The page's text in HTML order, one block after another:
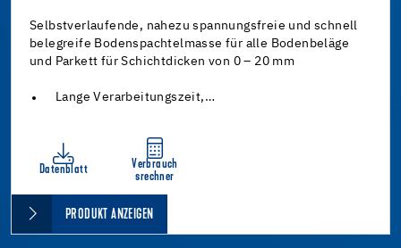
Selbstverlaufende, nahezu spannungsfreie und schnell
belegreife Bodenspachtelmasse für alle Bodenbeläge
und Parkett für Schichtdicken von 0 – 20 mm
Lange Verarbeitungszeit,…
Datenblatt
Verbrauch
srechner
PRODUKT ANZEIGEN